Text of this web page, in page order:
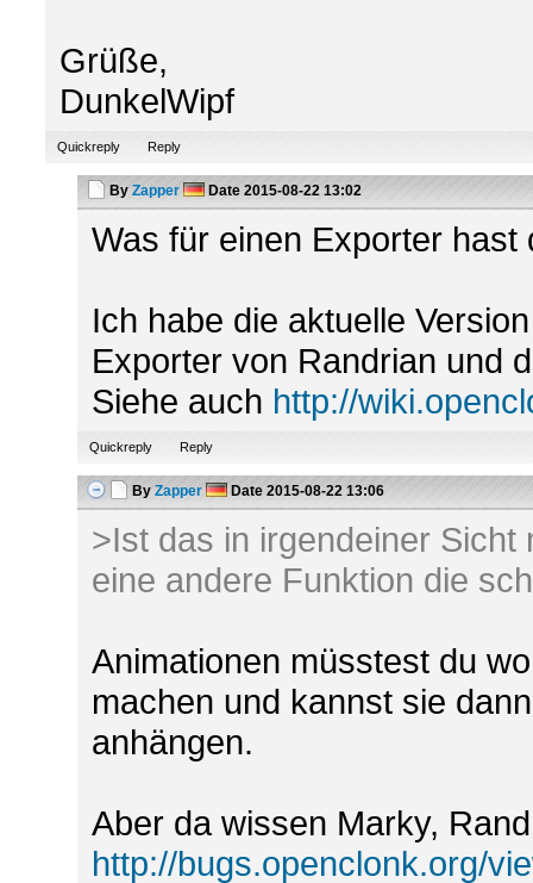
Grüße,
DunkelWipf
Quickreply Reply
By Zapper Date 2015-08-22 13:02
Was für einen Exporter hast
Ich habe die aktuelle
Exporter von Randrian und
Siehe auch http://
Quickreply Reply
By Zapper Date 2015-08-22 13:06
>Ist das in irgendeiner
eine andere Funktion die
Animationen müsstest du
machen und kannst sie
anhängen.
Aber da wissen Marky,
http://bugs.openclonk.org/